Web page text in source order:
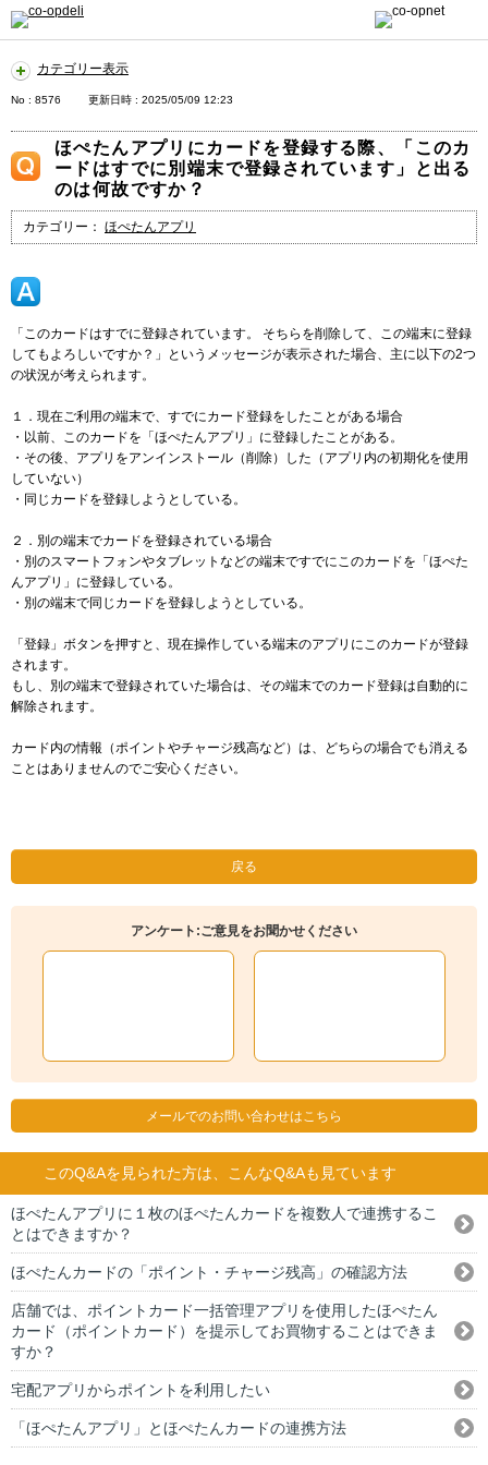
カテゴリー表示
No : 8576 更新日時 : 2025/05/09 12:23
ほぺたんアプリにカードを登録する際、「このカ
ードはすでに別端末で登録されています」と出る
のは何故ですか？
カテゴリー： ほぺたんアプリ
「このカードはすでに登録されています。 そちらを削除して、この端末に登録
してもよろしいですか？」というメッセージが表示された場合、主に以下の2つ
の状況が考えられます。
１．現在ご利用の端末で、すでにカード登録をしたことがある場合
・以前、このカードを「ほぺたんアプリ」に登録したことがある。
・その後、アプリをアンインストール（削除）した（アプリ内の初期化を使用
していない）
・同じカードを登録しようとしている。
２．別の端末でカードを登録されている場合
・別のスマートフォンやタブレットなどの端末ですでにこのカードを「ほぺた
んアプリ」に登録している。
・別の端末で同じカードを登録しようとしている。
「登録」ボタンを押すと、現在操作している端末のアプリにこのカードが登録
されます。
もし、別の端末で登録されていた場合は、その端末でのカード登録は自動的に
解除されます。
カード内の情報（ポイントやチャージ残高など）は、どちらの場合でも消える
ことはありませんのでご安心ください。
戻る
アンケート:ご意見をお聞かせください
メールでのお問い合わせはこちら
このQ&Aを見られた方は、こんなQ&Aも見ています
ほぺたんアプリに１枚のほぺたんカードを複数人で連携するこ
とはできますか？
ほぺたんカードの「ポイント・チャージ残高」の確認方法
店舗では、ポイントカード一括管理アプリを使用したほぺたん
カード（ポイントカード）を提示してお買物することはできま
すか？
宅配アプリからポイントを利用したい
「ほぺたんアプリ」とほぺたんカードの連携方法